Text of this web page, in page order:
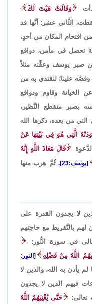
وَقَالَتْ هَيْتَ لَكَ
الثَّاني عشر: أنَّها قد
اقتحام المكان من أحدٍ،
تحصل في مأمن، دوافع
صبر يوسف وعفِّته مثلاً
علينا؛ لنقتدي به من
الخيانة وقاوم ودوافع
بصبر منقطع النَّظير،
من بعده، ذكرها الله
الَّتِي هُوَ فِي بَيْتِهَا عَنْ
قَالَ مَعَاذَ اللَّهِ إِنَّهُ
[يوسف:23].
ثُمَّ هرب منها
لا يجدون القدرة على
لهم بالتَّفريط مع حاجتهم
في سورة النُّور:
اللَّهُ مِنْ فَضْلِهِ
[النور:
يأذن به الله، والذين لا
فيهم الذين لا يجدون
تعالى:
حَتَّى يُغْنِيَهُمُ اللَّهُ